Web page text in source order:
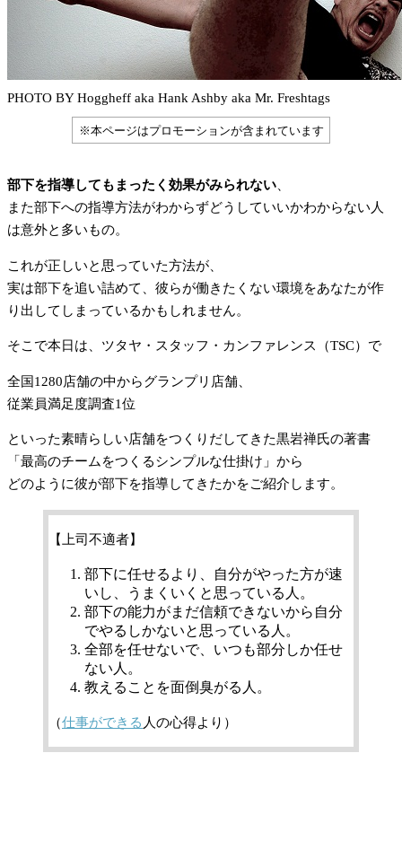
PHOTO BY Hoggheff aka Hank Ashby aka Mr. Freshtags
※本ページはプロモーションが含まれています
部下を指導してもまったく効果がみられない
また部下への指導方法がわからずどうしていいかわからない人
は意外と多いもの。
これが正しいと思っていた方法が、
実は部下を追い詰めて、彼らが働きたくない環境をあなたが作
り出してしまっているかもしれません。
そこで本日は、ツタヤ・スタッフ・カンファレンス（TSC）で
全国1280店舗の中からグランプリ店舗、
従業員満足度調査1位
といった素晴らしい店舗をつくりだしてきた黒岩禅氏の著書
「最高のチームをつくるシンプルな仕掛け」から
どのように彼が部下を指導してきたかをご紹介します。
【上司不適者】
部下に任せるより、自分がやった方が速
いし、うまくいくと思っている人。
部下の能力がまだ信頼できないから自分
でやるしかないと思っている人。
全部を任せないで、いつも部分しか任せ
ない人。
教えることを面倒臭がる人。
（仕事ができる 人の心得より）